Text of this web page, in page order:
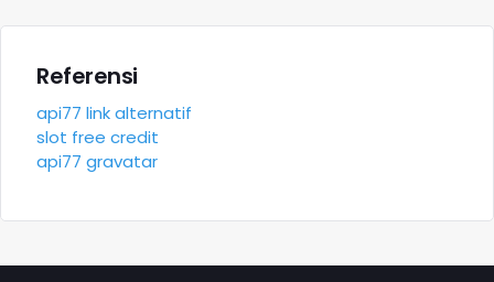
Referensi
api77 link alternatif
slot free credit
api77 gravatar